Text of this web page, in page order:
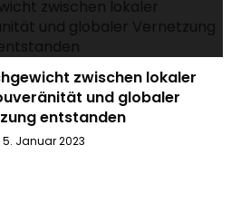
zwischen lokaler
und globaler
entstanden
5. Januar 2023